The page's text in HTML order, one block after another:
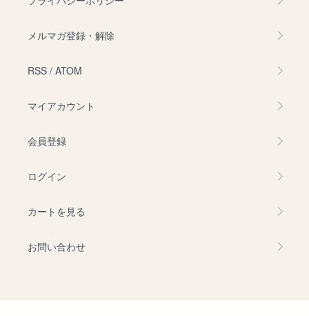
メルマガ登録・解除
RSS / ATOM
マイアカウント
会員登録
ログイン
カートを見る
お問い合わせ